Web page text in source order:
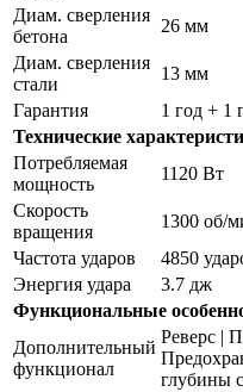
Диам. сверления
бетона
26 мм
Диам. сверления
стали
13 мм
Гарантия
1 год + 1
Технические
Потребляемая
мощность
1120 Вт
Скорость
вращения
1300 об/
Частота ударов
4850
Энергия удара
3.7 дж
Функциональные
Дополнительный
функционал
Реверс |
глубины